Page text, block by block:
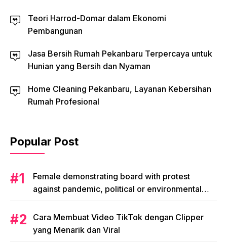
Teori Harrod-Domar dalam Ekonomi
Pembangunan
Jasa Bersih Rumah Pekanbaru Terpercaya untuk
Hunian yang Bersih dan Nyaman
Home Cleaning Pekanbaru, Layanan Kebersihan
Rumah Profesional
Popular Post
Female demonstrating board with protest
against pandemic, political or environmental
Cara Membuat Video TikTok dengan Clipper
yang Menarik dan Viral